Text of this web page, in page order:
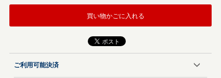
買い物かごに入れる
ご利用可能決済